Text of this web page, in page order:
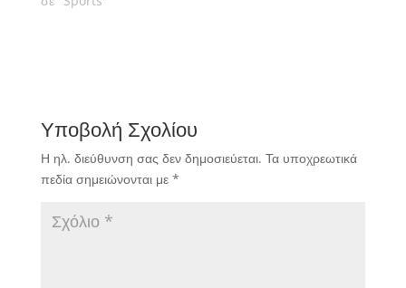
ρεκόρ και να
αποδεικνύουν τη
σημαντική πρόοδο του
αθλήματος στην
Υποβολή Σχολίου
Η ηλ. διεύθυνση σας δεν δημοσιεύεται. Τα υποχρεωτικά
πεδία σημειώνονται με *